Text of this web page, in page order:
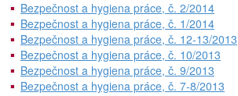
Bezpečnost a hygiena práce, č. 2/2014
Bezpečnost a hygiena práce, č. 1/2014
Bezpečnost a hygiena práce, č. 12-13/2013
Bezpečnost a hygiena práce, č. 10/2013
Bezpečnost a hygiena práce, č. 9/2013
Bezpečnost a hygiena práce, č. 7-8/2013